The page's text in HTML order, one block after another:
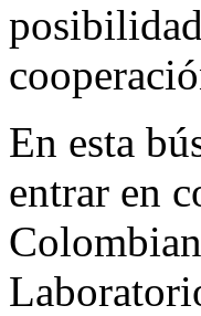
En esta
entrar en